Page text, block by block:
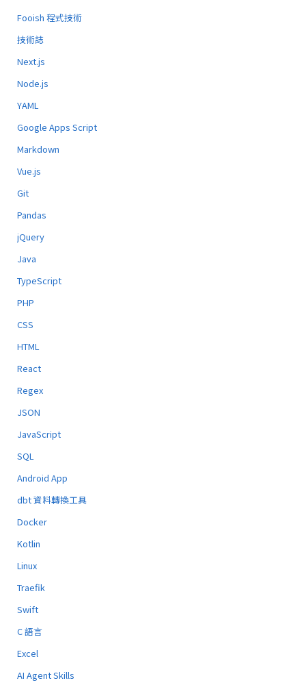
Fooish 程式技術
技術誌
Next.js
Node.js
YAML
Google Apps Script
Markdown
Vue.js
Git
Pandas
jQuery
Java
TypeScript
PHP
CSS
HTML
React
Regex
JSON
JavaScript
SQL
Android App
dbt 資料轉換工具
Docker
Kotlin
Linux
Traefik
Swift
C 語言
Excel
AI Agent Skills